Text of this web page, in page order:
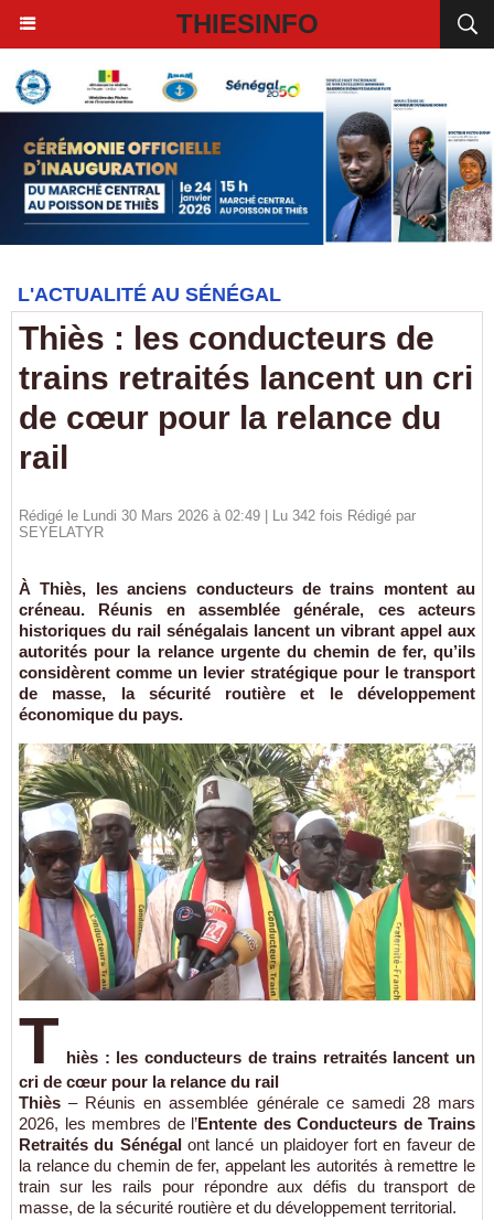
THIESINFO
L'ACTUALITÉ AU SÉNÉGAL
Thiès : les conducteurs de
trains retraités lancent un cri
de cœur pour la relance du
rail
Rédigé le Lundi 30 Mars 2026 à 02:49 | Lu 342 fois Rédigé par
SEYELATYR
À Thiès, les anciens conducteurs de trains montent au
créneau. Réunis en assemblée générale, ces acteurs
historiques du rail sénégalais lancent un vibrant appel aux
autorités pour la relance urgente du chemin de fer, qu’ils
considèrent comme un levier stratégique pour le transport
de masse, la sécurité routière et le développement
économique du pays.
T hiès : les conducteurs de trains retraités lancent un
cri de cœur pour la relance du rail
Thiès – Réunis en assemblée générale ce samedi 28 mars
2026, les membres de l’Entente des Conducteurs de Trains
Retraités du Sénégalont lancé un plaidoyer fort en faveur de
la relance du chemin de fer, appelant les autorités à remettre le
train sur les rails pour répondre aux défis du transport de
masse, de la sécurité routière et du développement territorial.